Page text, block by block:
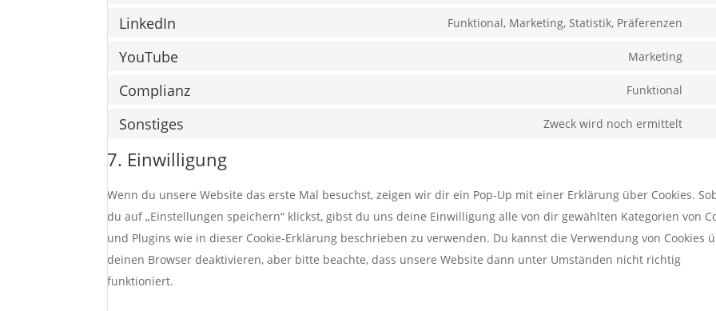
LinkedIn Funktional, Marketing, Statistik, Präferenzen
YouTube Marketing
Complianz Funktional
Sonstiges Zweck wird noch ermittelt
7. Einwilligung
Wenn du unsere Website das erste Mal besuchst, zeigen wir dir ein Pop-Up mit einer Erklärung über Cookies.
du auf „Einstellungen speichern“ klickst, gibst du uns deine Einwilligung alle von dir gewählten Kategorien von
und Plugins wie in dieser Cookie-Erklärung beschrieben zu verwenden. Du kannst die Verwendung von Cookies
deinen Browser deaktivieren, aber bitte beachte, dass unsere Website dann unter Umständen nicht richtig
funktioniert.